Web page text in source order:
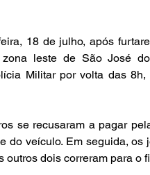
18 de julho, após
leste de São José
Militar por volta das
se recusaram a pagar
do veículo. Em seguida, os
dois correram para o